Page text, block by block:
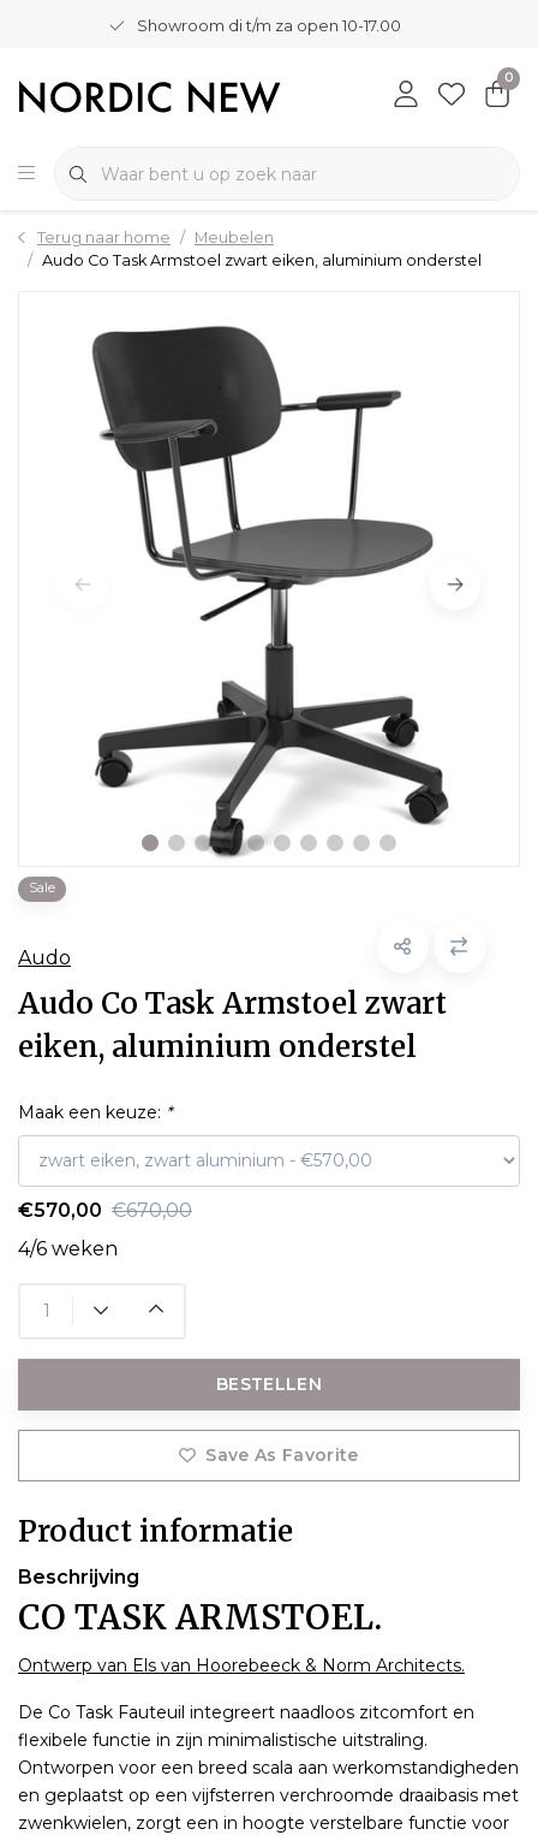
Showroom di t/m za open 10-17.00
0
Terug naar home
Meubelen
Audo Co Task Armstoel zwart eiken, aluminium onderstel
Sale
Audo
Audo Co Task Armstoel zwart
eiken, aluminium onderstel
Maak een keuze: *
€570,00 €670,00
4/6 weken
BESTELLEN
Save As Favorite
Product informatie
Beschrijving
CO TASK ARMSTOEL.
Ontwerp van Els van Hoorebeeck & Norm Architects.
De Co Task Fauteuil integreert naadloos zitcomfort en
flexibele functie in zijn minimalistische uitstraling.
Ontworpen voor een breed scala aan werkomstandigheden
en geplaatst op een vijfsterren verchroomde draaibasis met
zwenkwielen, zorgt een in hoogte verstelbare functie voor